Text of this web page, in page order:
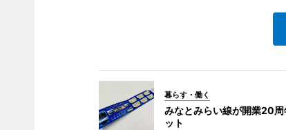
暮らす・働く
みなとみらい線が開業20周
ット